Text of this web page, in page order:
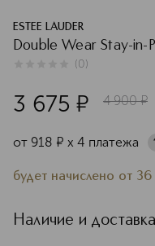
ESTEE LAUDER
Double Wear Stay-in-
(0)
3 675 ¤ 4 900 ¤
от 918 ¤ х 4 платежа
будет начислено от 36
Наличие и доставка